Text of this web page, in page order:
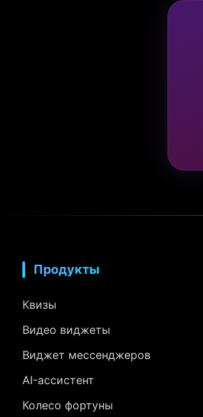
Продукты
Квизы
Видео виджеты
Виджет мессенджеров
AI-ассистент
Колесо фортуны